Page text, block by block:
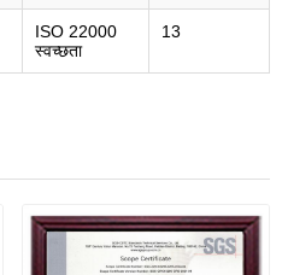
ISO 22000
स्वच्छता
13